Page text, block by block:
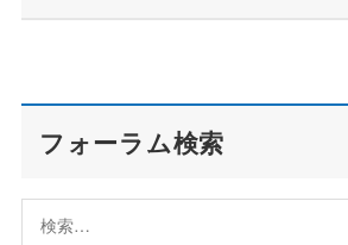
フォーラム検索